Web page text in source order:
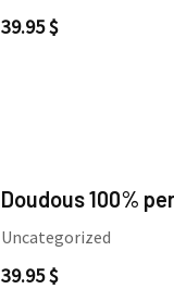
39.95$
Doudous 100%
Uncategorized
39.95$